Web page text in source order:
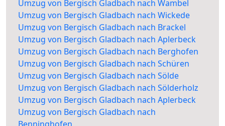
Umzug von Bergisch Gladbach nach Wambel
Umzug von Bergisch Gladbach nach Wickede
Umzug von Bergisch Gladbach nach Brackel
Umzug von Bergisch Gladbach nach Aplerbeck
Umzug von Bergisch Gladbach nach Berghofen
Umzug von Bergisch Gladbach nach Schüren
Umzug von Bergisch Gladbach nach Sölde
Umzug von Bergisch Gladbach nach Sölderholz
Umzug von Bergisch Gladbach nach Aplerbeck
Umzug von Bergisch Gladbach nach